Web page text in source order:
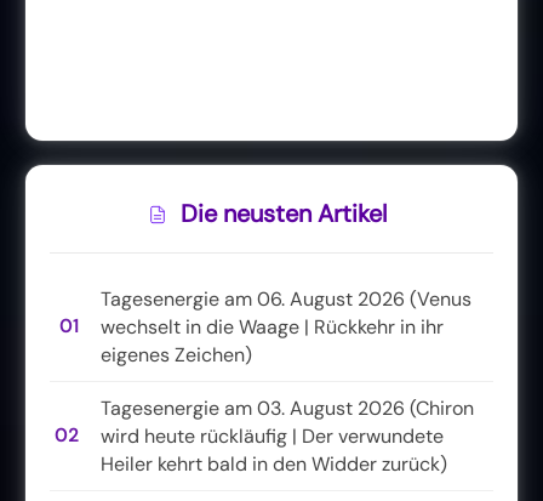
Die neusten Artikel
01
Tagesenergie am 06. August 2026 (Venus
wechselt in die Waage | Rückkehr in ihr
eigenes Zeichen)
02
Tagesenergie am 03. August 2026 (Chiron
wird heute rückläufig | Der verwundete
Heiler kehrt bald in den Widder zurück)